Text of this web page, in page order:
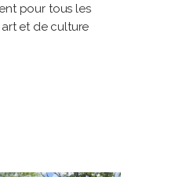
pour tous les
et de culture